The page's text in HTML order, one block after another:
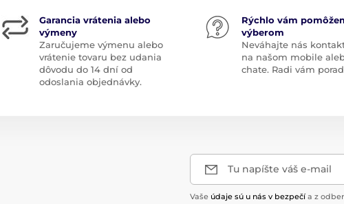
Garancia vrátenia alebo
výmeny
Zaručujeme výmenu alebo
vrátenie tovaru bez udania
dôvodu do 14 dní od
odoslania objednávky.
Rýchlo vám
výberom
Neváhajte nás
na našom mobile
chate. Radi vám
Tu napíšte váš e-mail
Vaše údaje sú u nás v bezpečí a z